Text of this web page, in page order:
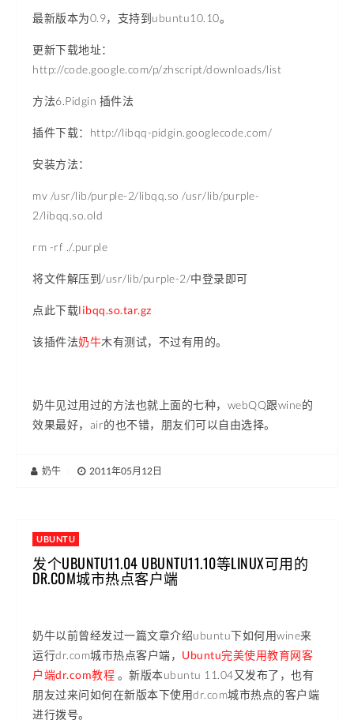
最新版本为0.9，支持到ubuntu10.10。
更新下载地址：
http://code.google.com/p/zhscript/downloads/list
方法6.Pidgin 插件法
插件下载：http://libqq-pidgin.googlecode.com/
安装方法：
mv /usr/lib/purple-2/libqq.so /usr/lib/purple-
2/libqq.so.old
rm -rf ./.purple
将文件解压到/usr/lib/purple-2/中登录即可
点此下载libqq.so.tar.gz
该插件法奶牛木有测试，不过有用的。
奶牛见过用过的方法也就上面的七种，webQQ跟wine的
效果最好，air的也不错，朋友们可以自由选择。
奶牛 2011年05月12日
UBUNTU
发个UBUNTU11.04 UBUNTU11.10等LINUX可用的
DR.COM城市热点客户端
奶牛以前曾经发过一篇文章介绍ubuntu下如何用wine来
运行dr.com城市热点客户端， Ubuntu完美使用教育网客
户端dr.com教程 。新版本ubuntu 11.04又发布了，也有
朋友过来问如何在新版本下使用dr.com城市热点的客户端
进行拨号。